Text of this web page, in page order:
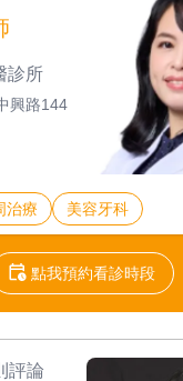
診所
興路144
治療 美容牙科
點我預約看診時段
評論